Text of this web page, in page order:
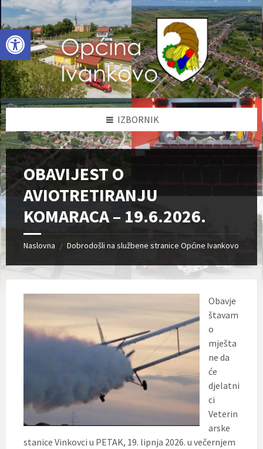
Open toolbar
Skip
to
content
Skip
to
left
sidebar
Skip
to
footer
IZBORNIK
OBAVIJEST O
AVIOTRETIRANJU
KOMARACA – 19.6.2026.
Naslovna / Dobrodošli na službene stranice Općine Ivankovo
Obavje
štavam
o
mješta
ne da
će
djelatni
ci
Veterin
arske
stanice Vinkovci u PETAK, 19. lipnja 2026. u večernjem